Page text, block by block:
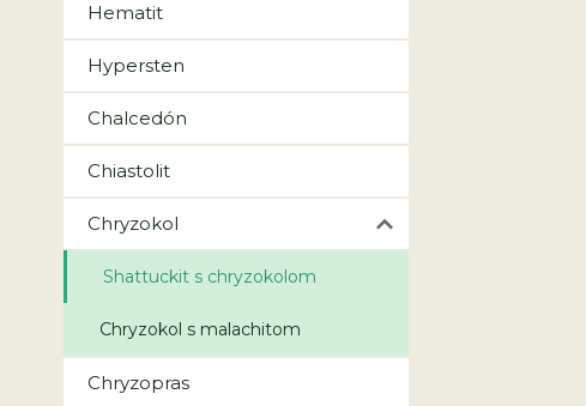
Hematit
Hypersten
Chalcedón
Chiastolit
Chryzokol
Shattuckit s chryzokolom
Chryzokol s malachitom
Chryzopras